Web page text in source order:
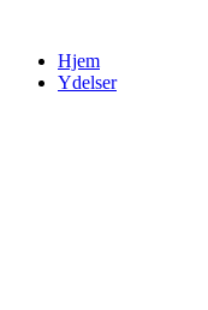
indholdHjem
Ydelser